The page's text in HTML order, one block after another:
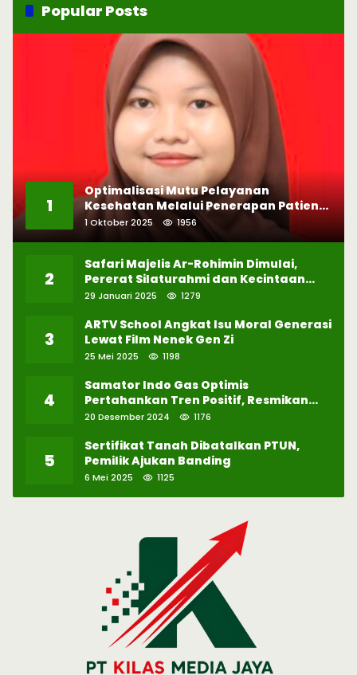
Popular Posts
1
Optimalisasi Mutu Pelayanan
Kesehatan Melalui Penerapan Patient
Safety
1 Oktober 2025 1956
2
Safari Majelis Ar-Rohimin Dimulai,
Pererat Silaturahmi dan Kecintaan
pada Selawat
29 Januari 2025 1279
3
ARTV School Angkat Isu Moral Generasi
Lewat Film Nenek Gen Zi
25 Mei 2025 1198
4
Samator Indo Gas Optimis
Pertahankan Tren Positif, Resmikan
Pabrik Hidrogen ke-57 di Batam
20 Desember 2024 1176
5
Sertifikat Tanah Dibatalkan PTUN,
Pemilik Ajukan Banding
6 Mei 2025 1125